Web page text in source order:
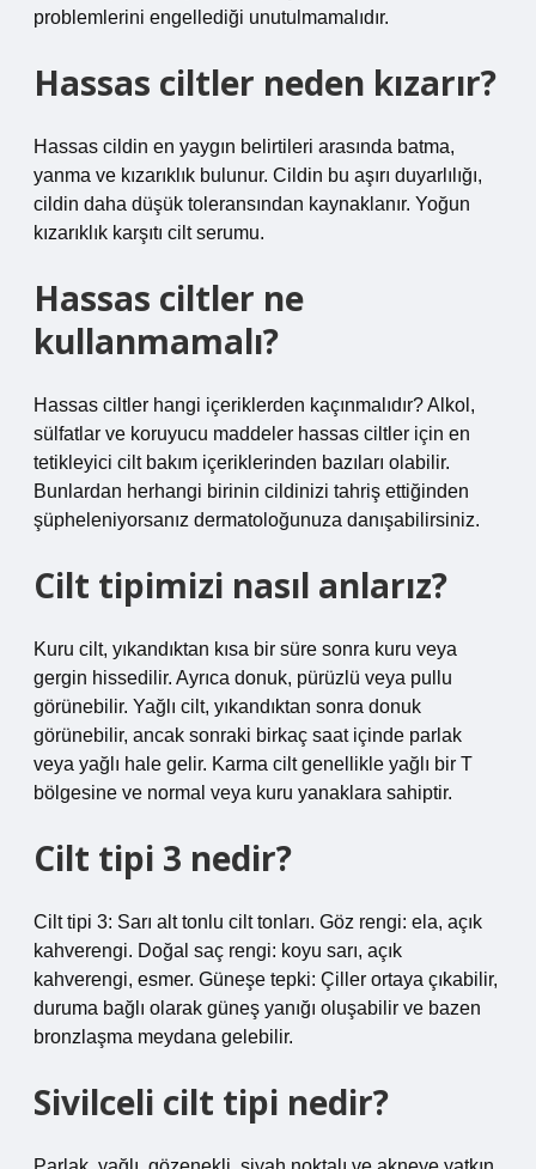
problemlerini engellediği unutulmamalıdır.
Hassas ciltler neden kızarır?
Hassas cildin en yaygın belirtileri arasında batma,
yanma ve kızarıklık bulunur. Cildin bu aşırı duyarlılığı,
cildin daha düşük toleransından kaynaklanır. Yoğun
kızarıklık karşıtı cilt serumu.
Hassas ciltler ne
kullanmamalı?
Hassas ciltler hangi içeriklerden kaçınmalıdır? Alkol,
sülfatlar ve koruyucu maddeler hassas ciltler için en
tetikleyici cilt bakım içeriklerinden bazıları olabilir.
Bunlardan herhangi birinin cildinizi tahriş ettiğinden
şüpheleniyorsanız dermatoloğunuza danışabilirsiniz.
Cilt tipimizi nasıl anlarız?
Kuru cilt, yıkandıktan kısa bir süre sonra kuru veya
gergin hissedilir. Ayrıca donuk, pürüzlü veya pullu
görünebilir. Yağlı cilt, yıkandıktan sonra donuk
görünebilir, ancak sonraki birkaç saat içinde parlak
veya yağlı hale gelir. Karma cilt genellikle yağlı bir T
bölgesine ve normal veya kuru yanaklara sahiptir.
Cilt tipi 3 nedir?
Cilt tipi 3: Sarı alt tonlu cilt tonları. Göz rengi: ela, açık
kahverengi. Doğal saç rengi: koyu sarı, açık
kahverengi, esmer. Güneşe tepki: Çiller ortaya çıkabilir,
duruma bağlı olarak güneş yanığı oluşabilir ve bazen
bronzlaşma meydana gelebilir.
Sivilceli cilt tipi nedir?